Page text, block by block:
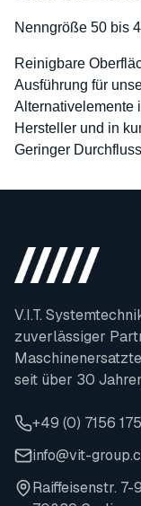
Nenngröße 50 bis
Reinigbare
Ausführung für
Alternativelemente
Hersteller und in
Geringer
V.I.T.
zuverlässiger
seit über 30
+49 (0) 7156
info@vit-
Raiffeisenstr. 7-9